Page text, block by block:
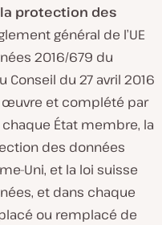
protection des
général de l’UE
2016/679 du
du 27 avril 2016
œuvre et complété par
État membre, la
des données
Uni, et la loi suisse
et dans chaque
ou remplacé de